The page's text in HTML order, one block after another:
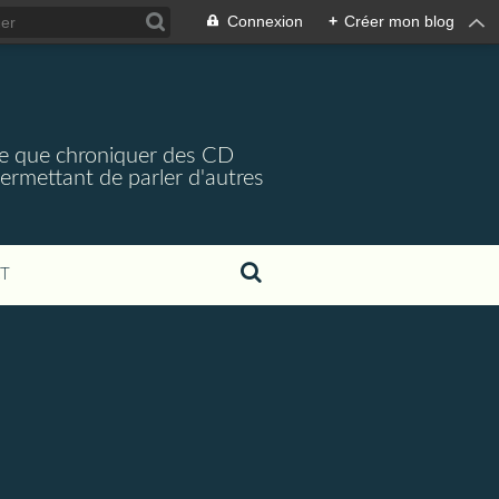
Connexion + Créer mon blog
que chroniquer des CD
de parler d'autres